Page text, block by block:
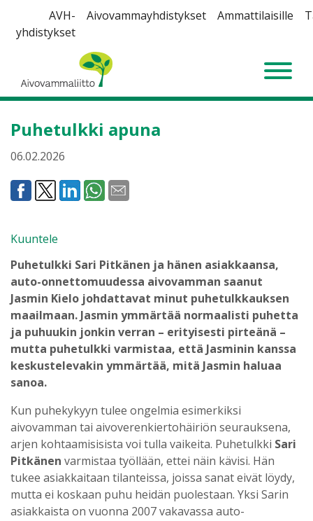
AVH-
yhdistykset
Aivovammayhdistykset Ammattilaisille
Aivovammaliitto
Puhetulkki apuna
06.02.2026
Kuuntele
Puhetulkki Sari Pitkänen ja hänen asiakkaansa,
auto-onnettomuudessa aivovamman saanut
Jasmin Kielo johdattavat minut puhetulkkauksen
maailmaan. Jasmin ymmärtää normaalisti puhetta
ja puhuukin jonkin verran – erityisesti pirteänä –
mutta puhetulkki varmistaa, että Jasminin kanssa
keskustelevakin ymmärtää, mitä Jasmin haluaa
sanoa.
Kun puhekykyyn tulee ongelmia esimerkiksi
aivovamman tai aivoverenkiertohäiriön seurauksena,
arjen kohtaamisisista voi tulla vaikeita. Puhetulkki Sari
Pitkänen varmistaa työllään, ettei näin kävisi. Hän
tukee asiakkaitaan tilanteissa, joissa sanat eivät löydy,
mutta ei koskaan puhu heidän puolestaan. Yksi Sarin
asiakkaista on vuonna 2007 vakavassa auto-